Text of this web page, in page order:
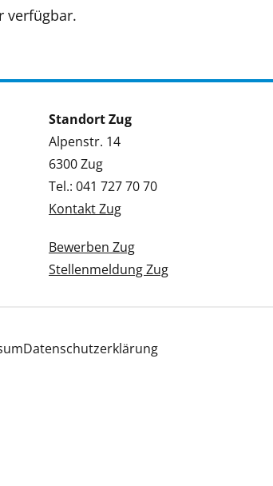
verfügbar.
Standort Zug
Alpenstr. 14
6300 Zug
Tel.: 041 727 70 70
Kontakt Zug
Bewerben Zug
Stellenmeldung Zug
Datenschutzerklärung